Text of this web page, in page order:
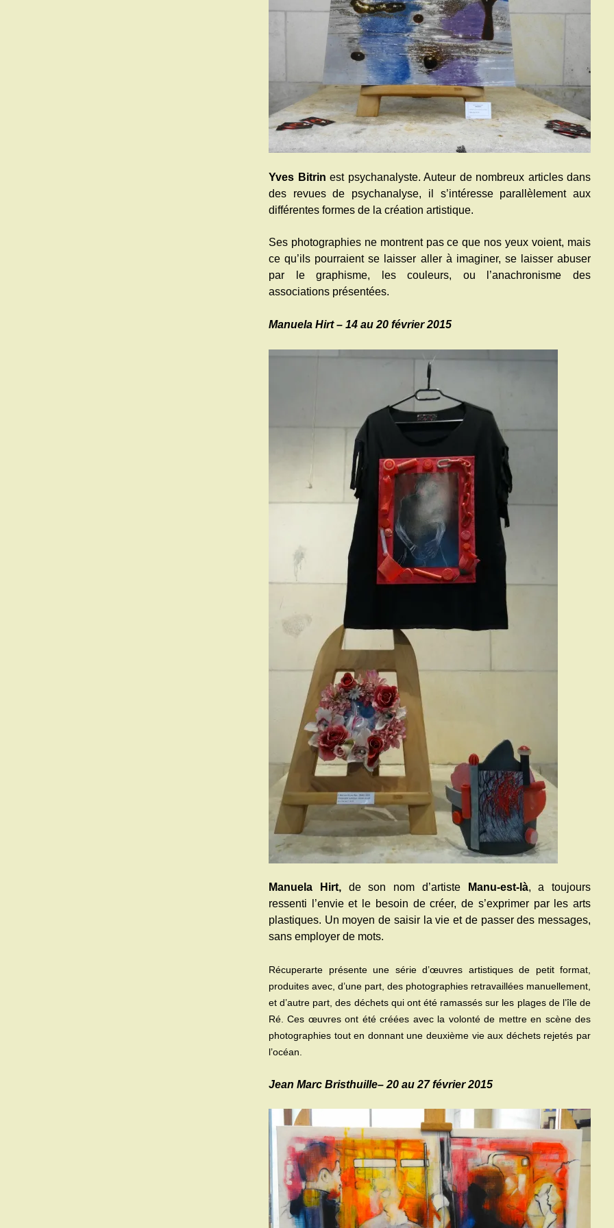
Yves Bitrin est psychanalyste. Auteur de nombreux articles dans
des revues de psychanalyse, il s’intéresse parallèlement aux
différentes formes de la création artistique.
Ses photographies ne montrent pas ce que nos yeux voient, mais
ce qu’ils pourraient se laisser aller à imaginer, se laisser abuser
par le graphisme, les couleurs, ou l’anachronisme des
associations présentées.
Manuela Hirt – 14 au 20 février 2015
Manuela Hirt, de son nom d’artisteManu-est-là,a toujours
ressenti l’envie et le besoin de créer, de s’exprimer par les arts
plastiques. Un moyen de saisir la vie et de passer des messages,
sans employer de mots.
Récuperarte présente une série d’œuvres artistiques de petit format,
produites avec, d’une part, des photographies retravaillées manuellement,
et d’autre part, des déchets qui ont été ramassés sur les plages de l’île de
Ré. Ces œuvres ont été créées avec la volonté de mettre en scène des
photographies tout en donnant une deuxième vie aux déchets rejetés par
l’océan.
Jean Marc Bristhuille– 20 au 27 février 2015